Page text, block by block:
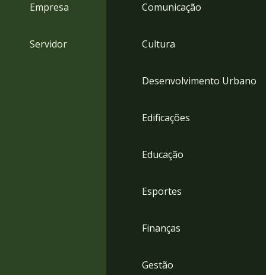
Empresa
Servidor
Comunicação
Cultura
Desenvolvimento Urbano
Edificações
Educação
Esportes
Finanças
Gestão